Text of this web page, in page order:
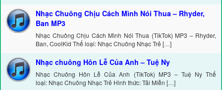
Nhạc Chuông Chịu Cách Mình Nói Thua – Rhyder,
Ban MP3
Nhạc Chuông Chịu Cách Mình Nói Thua (TikTok) MP3 – Rhyder,
Ban, CoolKid Thể loại: Nhạc Chuông Nhạc Trẻ […]
Nhạc chuông Hôn Lễ Của Anh – Tuệ Ny
Nhạc Chuông Hôn Lễ Của Anh (TikTok) MP3 – Tuệ Ny Thể
loại: Nhạc Chuông Nhạc Trẻ Hình thức: Tải Miễn […]